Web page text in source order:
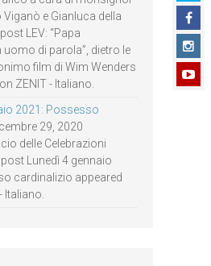
e Gianluca della
LEV: “Papa
uomo di parola”, dietro le
film di Wim Wenders
ZENIT - Italiano.
2021: Possesso
29, 2020
delle Celebrazioni
post Lunedì 4 gennaio
cardinalizio appeared
Italiano.